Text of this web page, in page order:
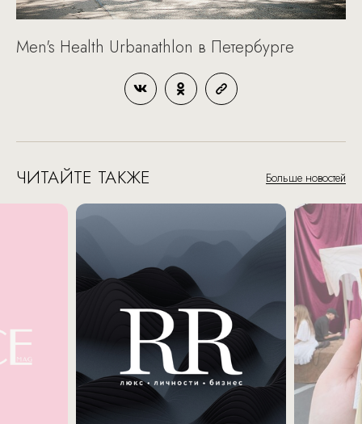
Men's Health Urbanathlon в Петербурге
ЧИТАЙТЕ ТАКЖЕ Больше новостей